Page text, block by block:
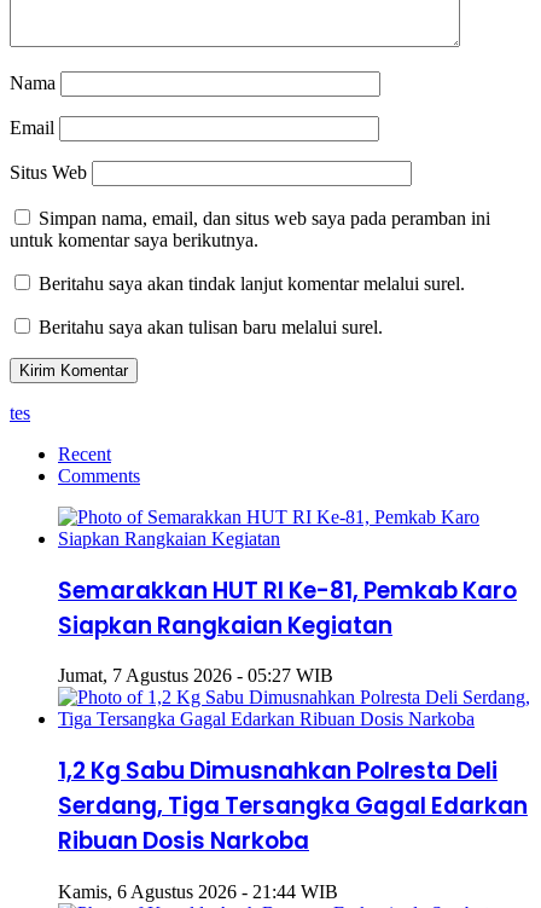
Nama
Email
Situs Web
Simpan nama, email, dan situs web saya pada peramban ini
untuk komentar saya berikutnya.
Beritahu saya akan tindak lanjut komentar melalui surel.
Beritahu saya akan tulisan baru melalui surel.
tes
Recent
Comments
Semarakkan HUT RI Ke-81, Pemkab Karo
Siapkan Rangkaian Kegiatan
Jumat, 7 Agustus 2026 - 05:27 WIB
1,2 Kg Sabu Dimusnahkan Polresta Deli
Serdang, Tiga Tersangka Gagal Edarkan
Ribuan Dosis Narkoba
Kamis, 6 Agustus 2026 - 21:44 WIB